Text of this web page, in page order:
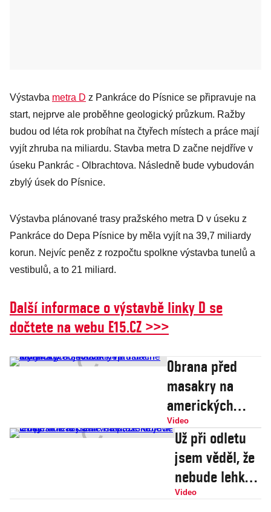
Výstavba metra D z Pankráce do Písnice se připravuje na
start, nejprve ale proběhne geologický průzkum. Ražby
budou od léta rok probíhat na čtyřech místech a práce mají
vyjít zhruba na miliardu. Stavba metra D začne nejdříve v
úseku Pankrác - Olbrachtova. Následně bude vybudován
zbylý úsek do Písnice.
Výstavba plánované trasy pražského metra D v úseku z
Pankráce do Depa Písnice by měla vyjít na 39,7 miliardy
korun. Nejvíc peněz z rozpočtu spolkne výstavba tunelů a
vestibulů, a to 21 miliard.
Další informace o výstavbě linky D se
dočtete na webu E15.CZ >>>
Obrana před
masakry na
amerických
školách? Ve
třídách se
začaly objevovat
neprůstřelné
kryty
Video
Už při odletu
jsem věděl, že
nebude lehký
se vrátit. Jan
Video